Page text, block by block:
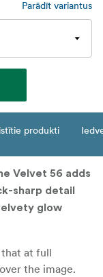
Parādīt variantus
produkti
Velvet 56 adds
sharp detail
glow
at full
the image.